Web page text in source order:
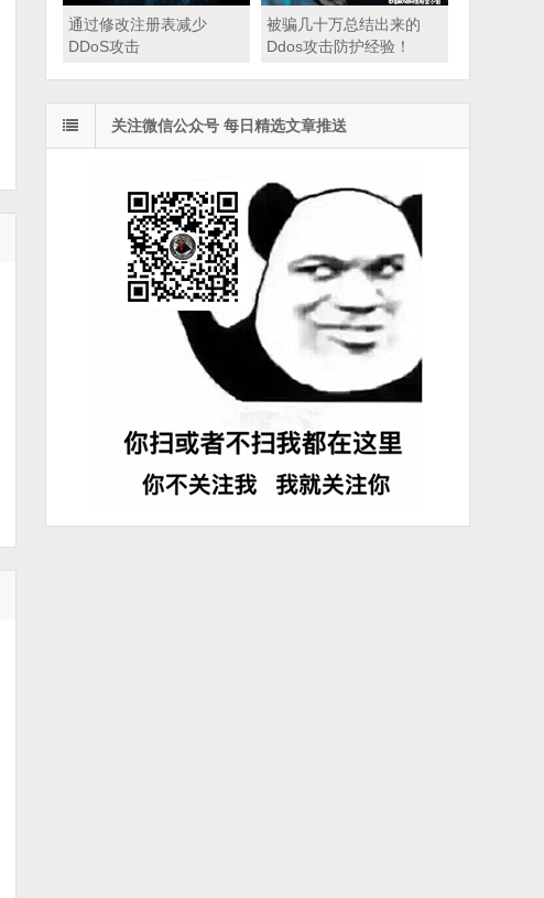
通过修改注册表减少
DDoS攻击
被骗几十万总结出来的
Ddos攻击防护经验！
关注微信公众号 每日精选文章推送